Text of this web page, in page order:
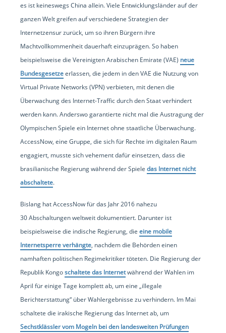
es ist keineswegs China allein. Viele Entwicklungsländer auf der
ganzen Welt greifen auf verschiedene Strategien der
Internetzensur zurück, um so ihren Bürgern ihre
Machtvollkommenheit dauerhaft einzuprägen. So haben
beispielsweise die Vereinigten Arabischen Emirate (VAE) neue
Bundesgesetzeerlassen, die jedem in den VAE die Nutzung von
Virtual Private Networks (VPN) verbieten, mit denen die
Überwachung des Internet-Traffic durch den Staat verhindert
werden kann. Anderswo garantierte nicht mal die Austragung der
Olympischen Spiele ein Internet ohne staatliche Überwachung.
AccessNow, eine Gruppe, die sich für Rechte im digitalen Raum
engagiert, musste sich vehement dafür einsetzen, dass die
brasilianische Regierung während der Spiele das Internet nicht
abschaltete.
Bislang hat AccessNow für das Jahr 2016 nahezu
30 Abschaltungen weltweit dokumentiert. Darunter ist
beispielsweise die indische Regierung, die eine mobile
Internetsperre verhängte, nachdem die Behörden einen
namhaften politischen Regimekritiker töteten. Die Regierung der
Republik Kongoschaltete das Internetwährend der Wahlen im
April für einige Tage komplett ab, um eine „illegale
Berichterstattung“ über Wahlergebnisse zu verhindern. Im Mai
schaltete die irakische Regierung das Internet ab, um
Sechstklässler vom Mogeln bei den landesweiten Prüfungen